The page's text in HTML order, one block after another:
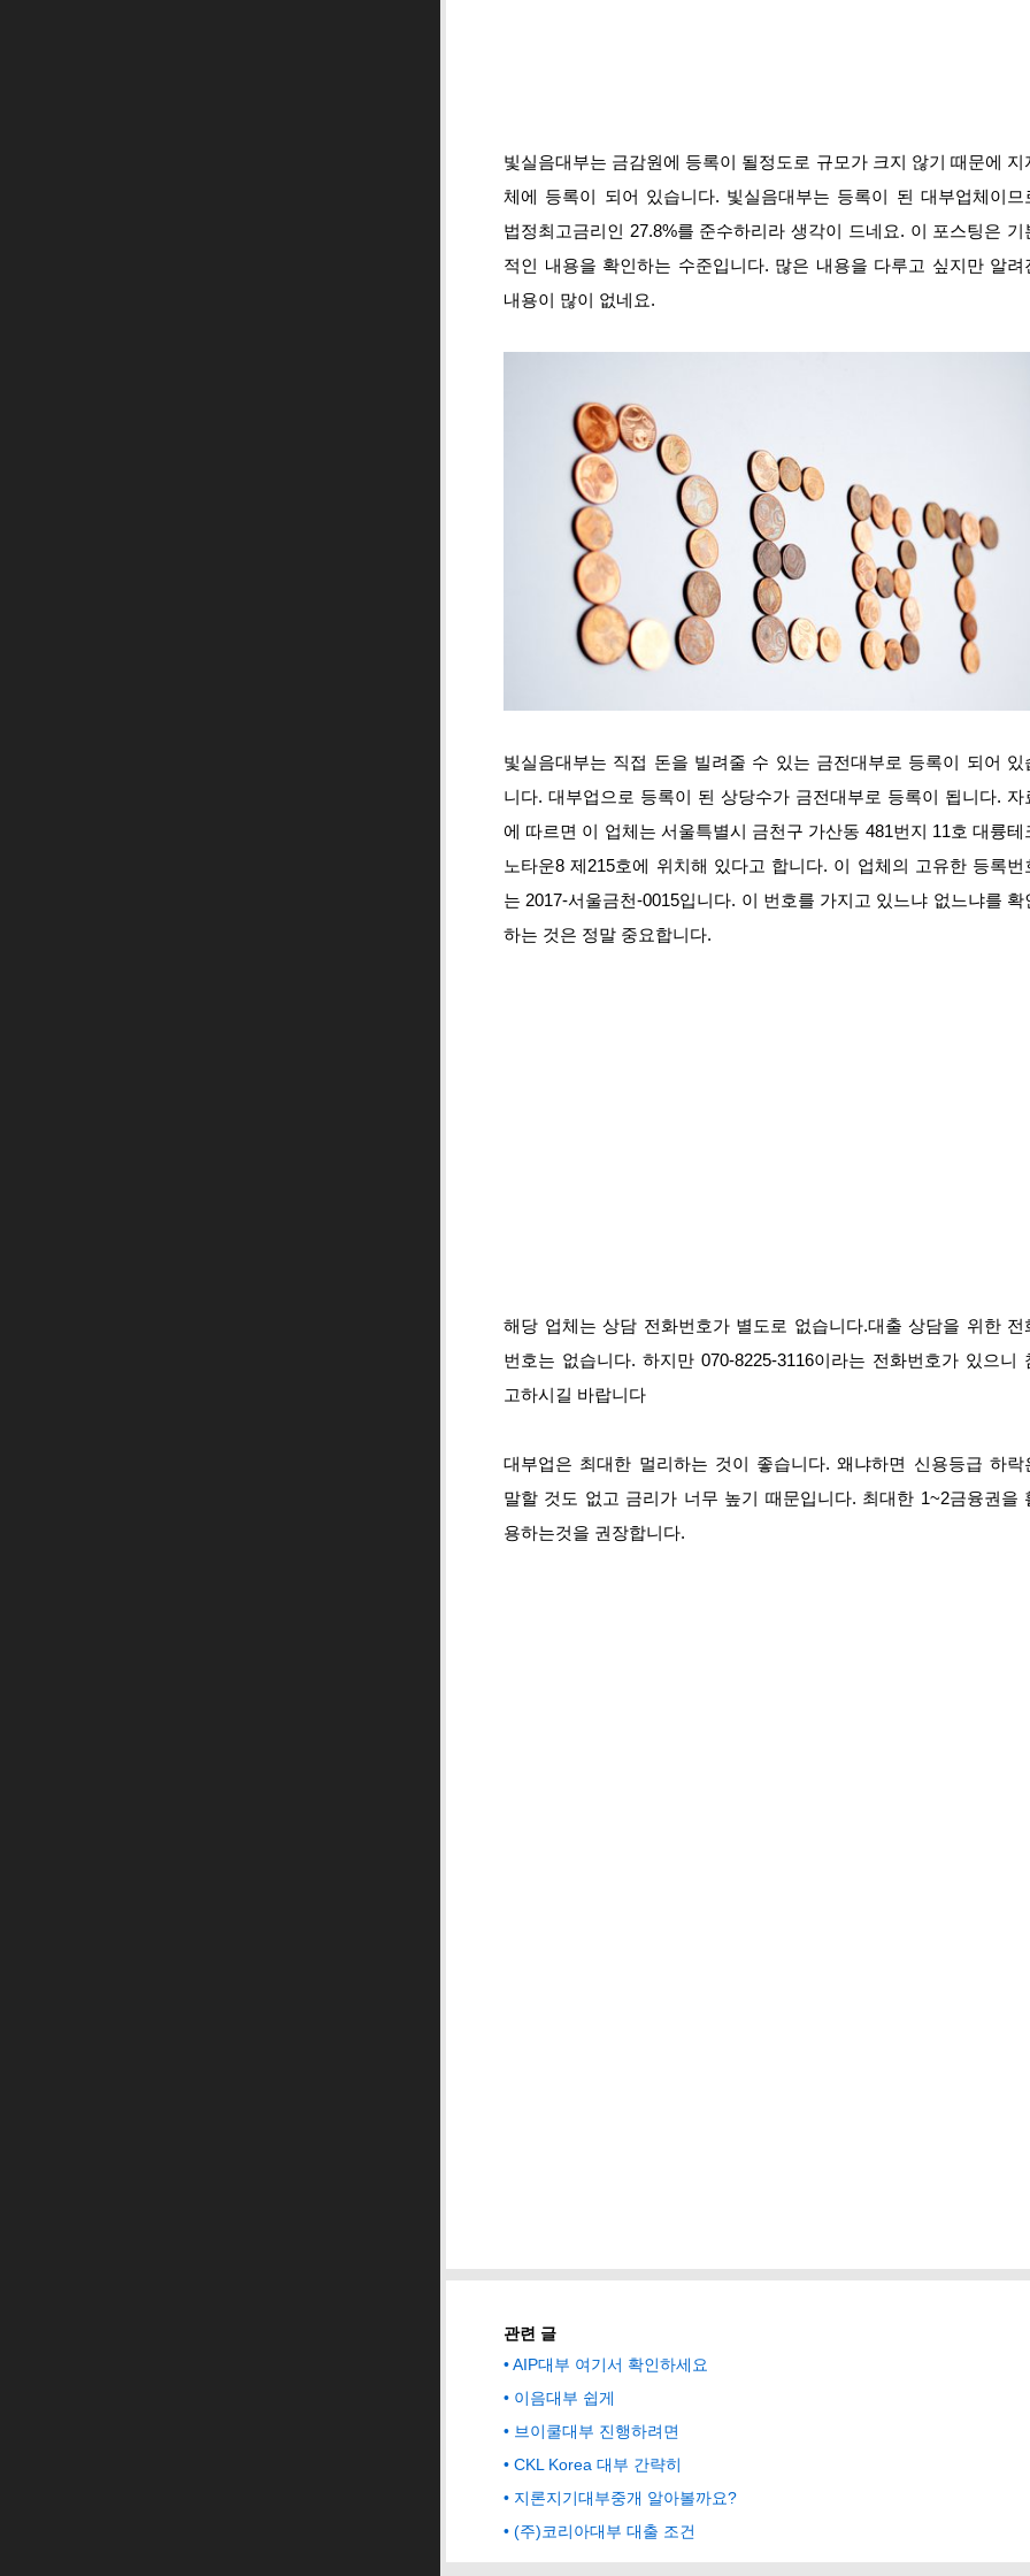
빛실음대부는 금감원에 등록이 될정도로 규모가 크지 않기 때문에 지
체에 등록이 되어 있습니다. 빛실음대부는 등록이 된 대부업체이므
법정최고금리인 27.8%를 준수하리라 생각이 드네요. 이 포스팅은 기
적인 내용을 확인하는 수준입니다. 많은 내용을 다루고 싶지만 알려
내용이 많이 없네요.
빛실음대부는 직접 돈을 빌려줄 수 있는 금전대부로 등록이 되어 있
니다. 대부업으로 등록이 된 상당수가 금전대부로 등록이 됩니다. 자
에 따르면 이 업체는 서울특별시 금천구 가산동 481번지 11호 대륭테
노타운8 제215호에 위치해 있다고 합니다. 이 업체의 고유한 등록번
는 2017-서울금천-0015입니다. 이 번호를 가지고 있느냐 없느냐를 확
하는 것은 정말 중요합니다.
해당 업체는 상담 전화번호가 별도로 없습니다.대출 상담을 위한 전
번호는 없습니다. 하지만 070-8225-3116이라는 전화번호가 있으니
고하시길 바랍니다
대부업은 최대한 멀리하는 것이 좋습니다. 왜냐하면 신용등급 하락
말할 것도 없고 금리가 너무 높기 때문입니다. 최대한 1~2금융권을
용하는것을 권장합니다.
관련 글
AIP대부 여기서 확인하세요
이음대부 쉽게
브이쿨대부 진행하려면
CKL Korea 대부 간략히
지론지기대부중개 알아볼까요?
(주)코리아대부 대출 조건